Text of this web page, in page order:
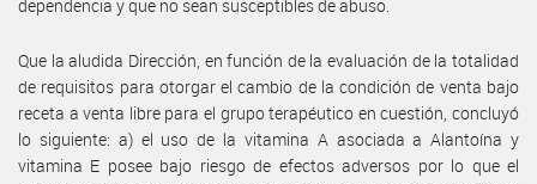
dependencia y que no sean susceptibles de abuso.
Que la aludida Dirección, en función de la evaluación de la totalidad
de requisitos para otorgar el cambio de la condición de venta bajo
receta a venta libre para el grupo terapéutico en cuestión, concluyó
lo siguiente: a) el uso de la vitamina A asociada a Alantoína y
vitamina E posee bajo riesgo de efectos adversos por lo que el